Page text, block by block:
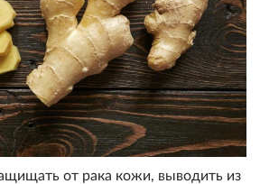
от рака кожи, выводить из